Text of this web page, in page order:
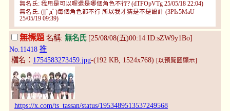
無名氏: 我用是可以喔還是哪個角色不行? (dTFOpVTg 25/05/18 22:04)
無名氏: (|||ﾟдﾟ)每個角色都不行 所以我才猜是不是設計 (3PIs5MaU
25/05/19 09:39)
無標題名稱: 無名氏[25/08/08(五)00:14 ID:sZW9y1Bo]
No.11418 推
檔名： 1754583273459.jpg-(192 KB, 1524x768) [以預覽圖顯示]
https://x.com/ts_tassan/status/1953489513537249568